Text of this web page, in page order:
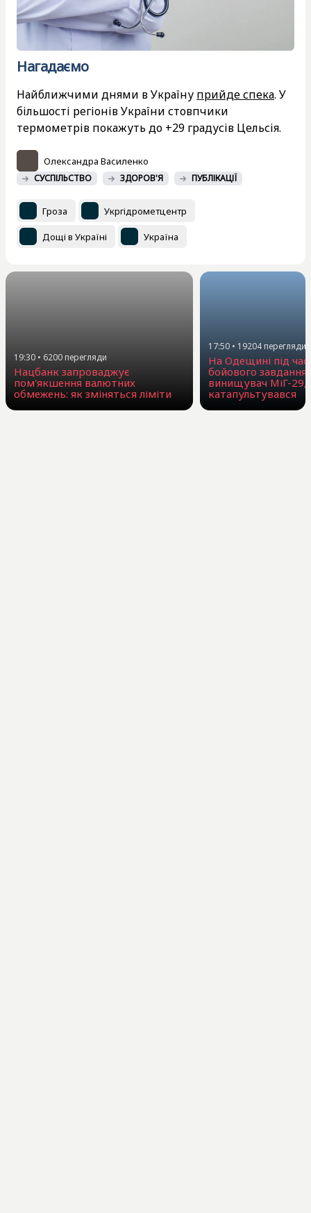
Нагадаємо
Найближчими днями в Україну прийде спека. У
більшості регіонів України стовпчики
термометрів покажуть до +29 градусів Цельсія.
Олександра Василенко
СУСПІЛЬСТВО ЗДОРОВ'Я ПУБЛІКАЦІЇ
Гроза Укргідрометцентр
Дощі в Україні Україна
19:30 • 6200перегляди
Нацбанк запроваджує
пом'якшення валютних
обмежень: як зміняться ліміти
17:50 • 19204перегляди
На Одещині під
бойового завдання
винищувач МіГ-29,
катапультувався